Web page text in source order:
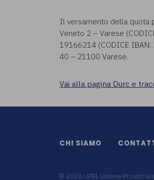
Il versamento della quota
Veneto 2 – Varese
19166214 (CODICE
40 – 21100 Varese.
Vai alla pagina Durc e
CHI SIAMO
© 2026 UPEL Unione